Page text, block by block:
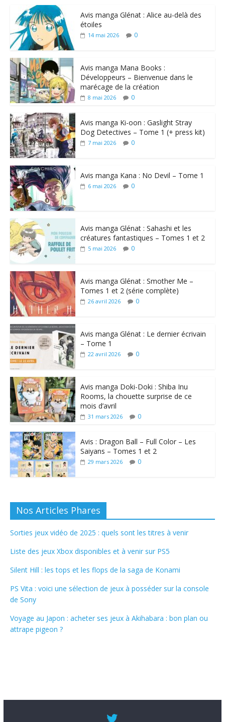
Avis manga Glénat : Alice au-delà des
étoiles
14 mai 2026 0
Avis manga Mana Books :
Développeurs – Bienvenue dans le
marécage de la création
8 mai 2026 0
Avis manga Ki-oon : Gaslight Stray
Dog Detectives – Tome 1 (+ press kit)
7 mai 2026 0
Avis manga Kana : No Devil – Tome 1
6 mai 2026 0
Avis manga Glénat : Sahashi et les
créatures fantastiques – Tomes 1 et 2
5 mai 2026 0
Avis manga Glénat : Smother Me –
Tomes 1 et 2 (série complète)
26 avril 2026 0
Avis manga Glénat : Le dernier écrivain
– Tome 1
22 avril 2026 0
Avis manga Doki-Doki : Shiba Inu
Rooms, la chouette surprise de ce
mois d’avril
31 mars 2026 0
Avis : Dragon Ball – Full Color – Les
Saiyans – Tomes 1 et 2
29 mars 2026 0
Nos Articles Phares
Sorties jeux vidéo de 2025 : quels sont les titres à venir
Liste des jeux Xbox disponibles et à venir sur PS5
Silent Hill : les tops et les flops de la saga de Konami
PS Vita : voici une sélection de jeux à posséder sur la console
de Sony
Voyage au Japon : acheter ses jeux à Akihabara : bon plan ou
attrape pigeon ?